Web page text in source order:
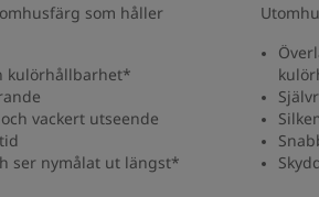
som håller
kulörhållbarhet*
vackert utseende
ser nymålat ut längst*